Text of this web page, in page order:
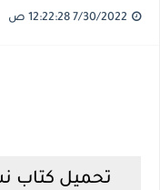
تحميل كتاب